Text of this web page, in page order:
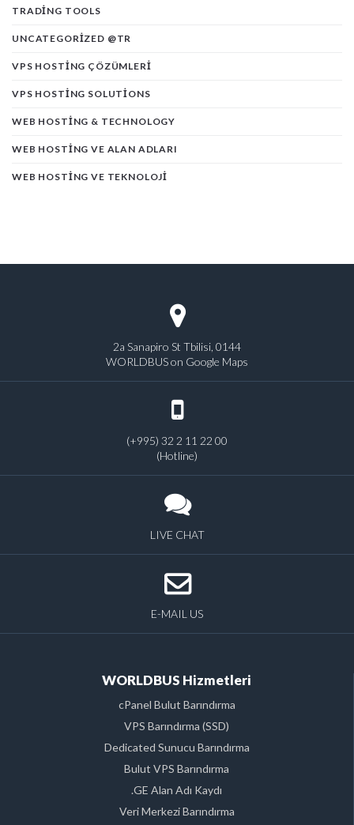
TRADING TOOLS
UNCATEGORIZED @TR
VPS HOSTING ÇÖZÜMLERI
VPS HOSTING SOLUTIONS
WEB HOSTING & TECHNOLOGY
WEB HOSTING VE ALAN ADLARI
WEB HOSTING VE TEKNOLOJI
2a Sanapiro St Tbilisi, 0144
WORLDBUS on Google Maps
(+995) 32 2 11 22 00
(Hotline)
LIVE CHAT
E-MAIL US
WORLDBUS Hizmetleri
cPanel Bulut Barındırma
VPS Barındırma (SSD)
Dedicated Sunucu Barındırma
Bulut VPS Barındırma
.GE Alan Adı Kaydı
Veri Merkezi Barındırma